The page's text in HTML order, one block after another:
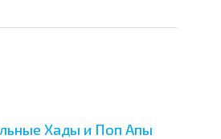
Хады и Поп Апы